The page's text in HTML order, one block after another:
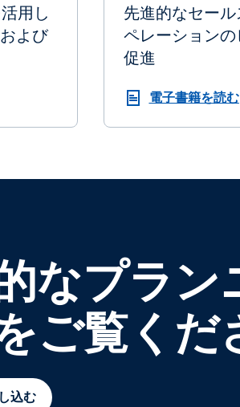
用し
よび
先進的なセー
ペレーション
促進
電子書籍を読む
なプラン
ご覧くだ
込む